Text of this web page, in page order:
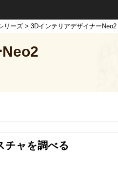
リーズ > 3DインテリアデザイナーNeo2
チャを調べる